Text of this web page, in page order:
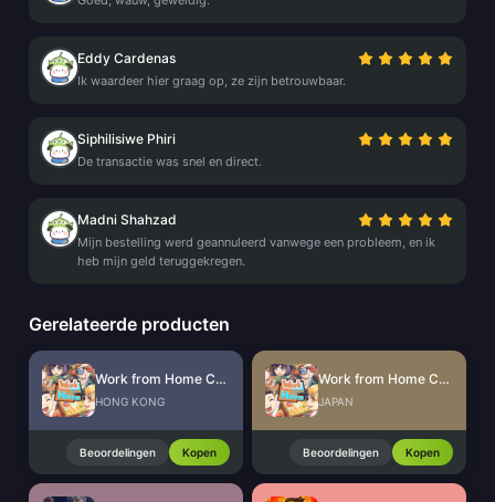
Eddy Cardenas
Ik waardeer hier graag op, ze zijn betrouwbaar.
Siphilisiwe Phiri
De transactie was snel en direct.
Madni Shahzad
Mijn bestelling werd geannuleerd vanwege een probleem, en ik
heb mijn geld teruggekregen.
Gerelateerde producten
Work from Home CdKey (HK)
HONG KONG
Beoordelingen Kopen
Work from Home CdKey (JP)
JAPAN
Beoordelingen Kopen